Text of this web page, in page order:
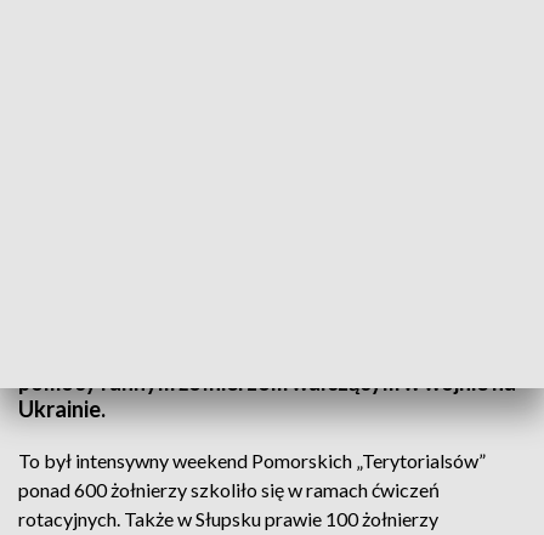
pomocy rannym żołnierzom walczącym w wojnie na
Ukrainie.
To był intensywny weekend Pomorskich „Terytorialsów”
ponad 600 żołnierzy szkoliło się w ramach ćwiczeń
rotacyjnych. Także w Słupsku prawie 100 żołnierzy